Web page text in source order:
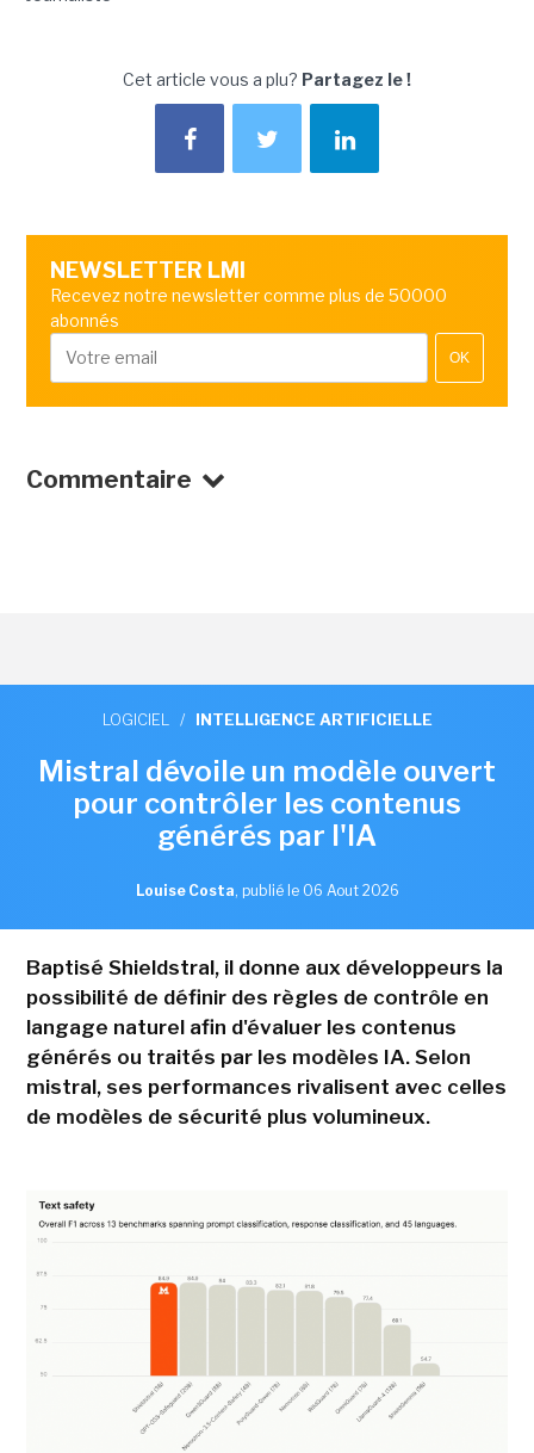
Cet article vous a plu? Partagez le !
NEWSLETTER LMI
Recevez notre newsletter comme plus de 50000
abonnés
OK
Commentaire
LOGICIEL / INTELLIGENCE ARTIFICIELLE
Mistral dévoile un modèle ouvert
pour contrôler les contenus
générés par l'IA
Louise Costa, publié le 06 Aout 2026
Baptisé Shieldstral, il donne aux développeurs la
possibilité de définir des règles de contrôle en
langage naturel afin d'évaluer les contenus
générés ou traités par les modèles IA. Selon
mistral, ses performances rivalisent avec celles
de modèles de sécurité plus volumineux.